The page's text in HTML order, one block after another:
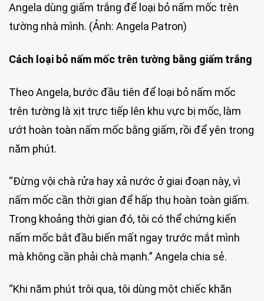
Angela dùng giấm trắng để loại bỏ nấm mốc trên
tường nhà mình. (Ảnh: Angela Patron)
Cách loại bỏ nấm mốc trên tường bằng giấm trắng
Theo Angela, bước đầu tiên để loại bỏ nấm mốc
trên tường là xịt trực tiếp lên khu vực bị mốc, làm
ướt hoàn toàn nấm mốc bằng giấm, rồi để yên trong
năm phút.
“Đừng vội chà rửa hay xả nước ở giai đoạn này, vì
nấm mốc cần thời gian để hấp thụ hoàn toàn giấm.
Trong khoảng thời gian đó, tôi có thể chứng kiến
nấm mốc bắt đầu biến mất ngay trước mắt mình
mà không cần phải chà mạnh.” Angela chia sẻ.
“Khi năm phút trôi qua, tôi dùng một chiếc khăn